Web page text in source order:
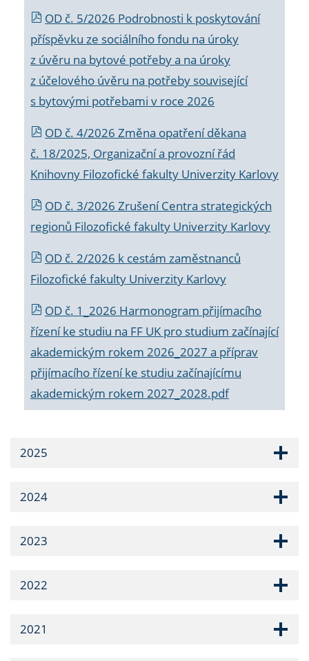
OD č. 5/2026 Podrobnosti k poskytování
příspěvku ze sociálního fondu na úroky
z úvěru na bytové potřeby a na úroky
z účelového úvěru na potřeby související
s bytovými potřebami v roce 2026
OD č. 4/2026 Změna opatření děkana
č. 18/2025, Organizační a provozní řád
Knihovny Filozofické fakulty Univerzity Karlovy
OD č. 3/2026 Zrušení Centra strategických
regionů Filozofické fakulty Univerzity Karlovy
OD č. 2/2026 k cestám zaměstnanců
Filozofické fakulty Univerzity Karlovy
OD č. 1_2026 Harmonogram přijímacího
řízení ke studiu na FF UK pro studium začínající
akademickým rokem 2026_2027 a příprav
přijímacího řízení ke studiu začínajícímu
akademickým rokem 2027_2028.pdf
2025
2024
2023
2022
2021